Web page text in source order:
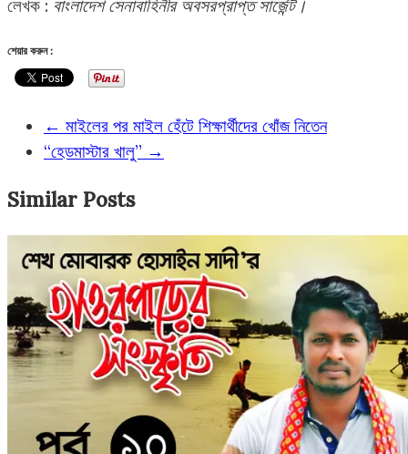
লেখক : বাংলাদেশ সেনাবাহিনীর অবসরপ্রাপ্ত সার্জেন্ট।
শেয়ার করুন :
← মাইলের পর মাইল হেঁটে শিক্ষার্থীদের খোঁজ নিতেন
“হেডমাস্টার খালু” →
Similar Posts